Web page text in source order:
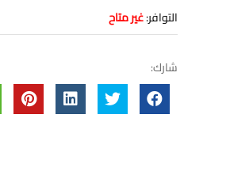
التوافر:غير متاح
شارك: